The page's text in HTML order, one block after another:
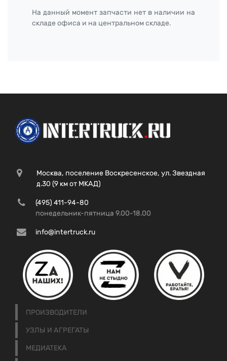
На данный момент запчасти нет в наличии на
складе офиса и на центральном складе.
Москва, поселение Воскресенское, ул. Звездная
д.30 (9 км от МКАД)
(495) 411-94-80
понедельник-пятница 9.00-18.00
info@intertruck.ru
ПРОИЗВОДИТЕЛИ
УЗЛЫ И АГРЕГАТЫ
МЕДИАТЕКА